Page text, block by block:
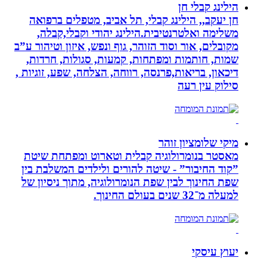
הילינג קבלי חן
חן יעקב,, הילינג קבלי, תל אביב, מטפלים ברפואה
משלימה ואלטרנטיבית.הילינג יהודי וקבלי,קבלה,
מקובלים, אור וסוד הזוהר, גוף ונפש, איזון וטיהור ע”ב
שמות, חותמות ומפתחות, קמעות, סגולות, חרדות,
דיכאון, בריאות,פרנסה, רווחה, הצלחה, שפע, זוגיות ,
סילוק עין רעה
מיקי שלומציון זוהר
מאסטר בנומרולוגיה קבלית וטארוט ומפתחת שיטת
”קוד החיבור” - שיטה להורים ולילדים המשלבת בין
שפת החינוך לבין שפת הנומרולוגיה, מתוך ניסיון של
למעלה מ־32 שנים בעולם החינוך.
יעוץ עיסקי